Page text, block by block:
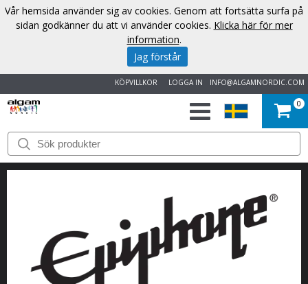
INFO@ALGAMNORDIC.COM
LOGGA IN
KÖPVILLKOR
START
VARUMÄRKEN
OM
OSS
0
Vår hemsida använder sig av cookies. Genom att fortsätta surfa på
sidan godkänner du att vi använder cookies. Klicka här för mer
information.
Jag förstår